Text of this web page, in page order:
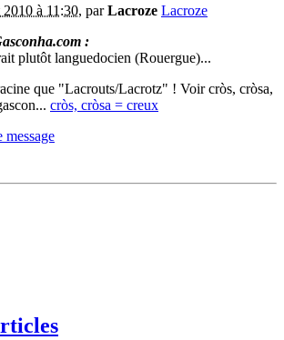
à 11:30, parLacroze Lacroze
:
plutôt languedocien (Rouergue)...
que "Lacrouts/Lacrotz" ! Voir cròs, cròsa,
cròs, cròsa = creux
message